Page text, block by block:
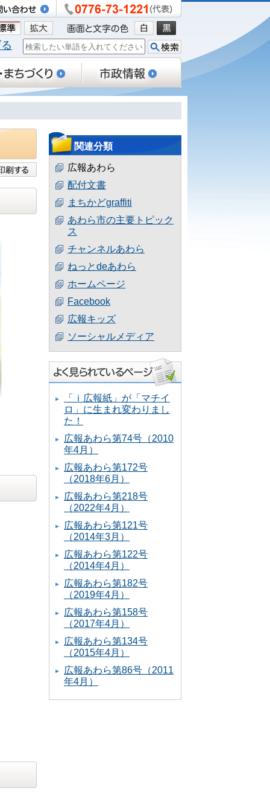
関連分類
広報あわら
配付文書
まちかどgraffiti
あわら市の主要トピック
ス
チャンネルあわら
ねっとdeあわら
ホームページ
Facebook
広報キッズ
ソーシャルメディア
「ｉ広報紙」が「マチイ
ロ」に生まれ変わりまし
た！
広報あわら第74号（2010
年4月）
広報あわら第172号
（2018年6月）
広報あわら第218号
（2022年4月）
広報あわら第121号
（2014年3月）
広報あわら第122号
（2014年4月）
広報あわら第182号
（2019年4月）
広報あわら第158号
（2017年4月）
広報あわら第134号
（2015年4月）
広報あわら第86号（2011
年4月）